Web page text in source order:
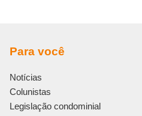
Para você
Notícias
Colunistas
Legislação condominial